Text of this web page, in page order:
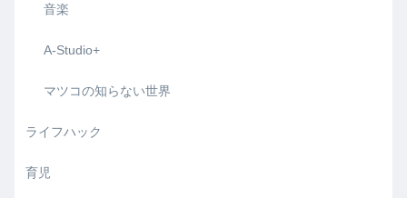
音楽
A-Studio+
マツコの知らない世界
ライフハック
育児